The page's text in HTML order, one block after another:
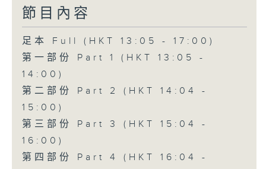
節目內容
足本 Full (HKT 13:05 - 17:00)
第一部份 Part 1 (HKT 13:05 -
14:00)
第二部份 Part 2 (HKT 14:04 -
15:00)
第三部份 Part 3 (HKT 15:04 -
16:00)
第四部份 Part 4 (HKT 16:04 -